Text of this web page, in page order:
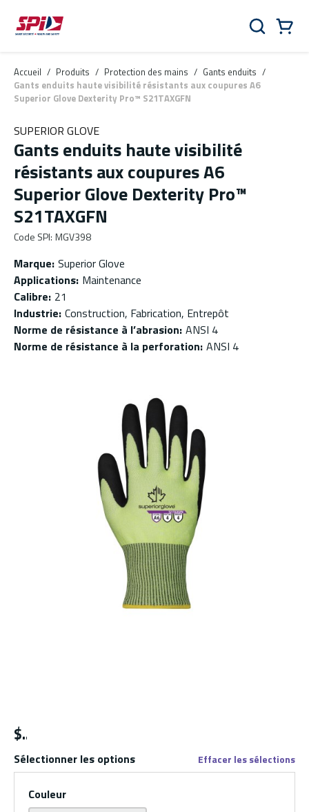
Aller au contenu principal
Skip to menu
Skip to footer
Rechercher
Accueil / Produits / Protection des mains / Gants enduits /
Gants enduits haute visibilité résistants aux coupures A6
Superior Glove Dexterity Pro™ S21TAXGFN
SUPERIOR GLOVE
Gants enduits haute visibilité
résistants aux coupures A6
Superior Glove Dexterity Pro™
S21TAXGFN
Code SPI: MGV398
Marque: Superior Glove
Applications: Maintenance
Calibre: 21
Industrie: Construction, Fabrication, Entrepôt
Norme de résistance à l’abrasion: ANSI 4
Norme de résistance à la perforation: ANSI 4
$
Sélectionner les options Effacer les sélections
Couleur